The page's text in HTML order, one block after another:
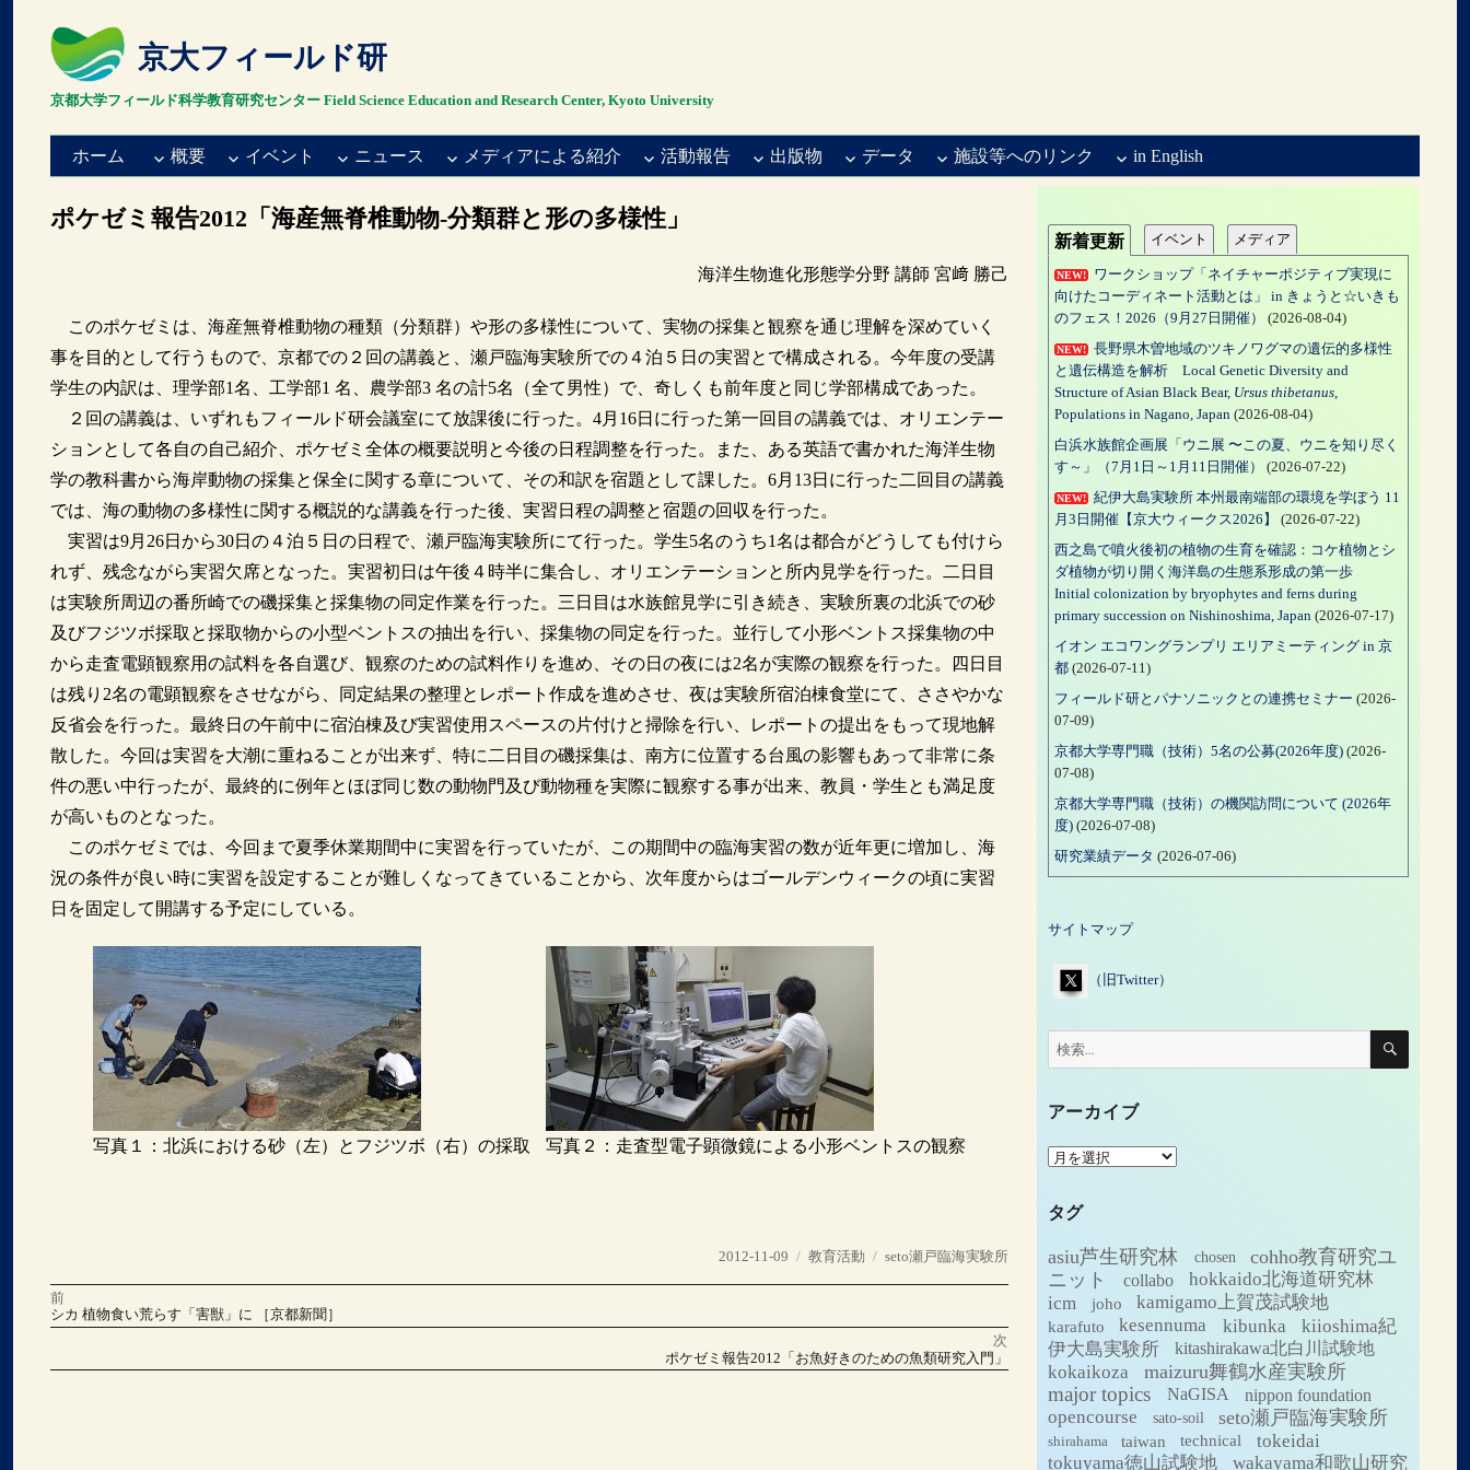
京大フィールド研
京都大学フィールド科学教育研究センター Field Science Education and Research Center, Kyoto University
ホーム 概要 イベント ニュース メディアによる紹介 活動報告 出版物 データ 施設等へのリンク in English
ポケゼミ報告2012「海産無脊椎動物-分類群と形の多様性」
海洋生物進化形態学分野 講師 宮﨑 勝己
このポケゼミは、海産無脊椎動物の種類（分類群）や形の多様性について、実物の採集と観察を通じ理解を深めていく
事を目的として行うもので、京都での２回の講義と、瀬戸臨海実験所での４泊５日の実習とで構成される。今年度の受講
学生の内訳は、理学部1名、工学部1 名、農学部3 名の計5名（全て男性）で、奇しくも前年度と同じ学部構成であった。
２回の講義は、いずれもフィールド研会議室にて放課後に行った。4月16日に行った第一回目の講義では、オリエンテー
ションとして各自の自己紹介、ポケゼミ全体の概要説明と今後の日程調整を行った。また、ある英語で書かれた海洋生物
学の教科書から海岸動物の採集と保全に関する章について、その和訳を宿題として課した。6月13日に行った二回目の講義
では、海の動物の多様性に関する概説的な講義を行った後、実習日程の調整と宿題の回収を行った。
実習は9月26日から30日の４泊５日の日程で、瀬戸臨海実験所にて行った。学生5名のうち1名は都合がどうしても付けら
れず、残念ながら実習欠席となった。実習初日は午後４時半に集合し、オリエンテーションと所内見学を行った。二日目
は実験所周辺の番所崎での磯採集と採集物の同定作業を行った。三日目は水族館見学に引き続き、実験所裏の北浜での砂
及びフジツボ採取と採取物からの小型ベントスの抽出を行い、採集物の同定を行った。並行して小形ベントス採集物の中
から走査電顕観察用の試料を各自選び、観察のための試料作りを進め、その日の夜には2名が実際の観察を行った。四日目
は残り2名の電顕観察をさせながら、同定結果の整理とレポート作成を進めさせ、夜は実験所宿泊棟食堂にて、ささやかな
反省会を行った。最終日の午前中に宿泊棟及び実習使用スペースの片付けと掃除を行い、レポートの提出をもって現地解
散した。今回は実習を大潮に重ねることが出来ず、特に二日目の磯採集は、南方に位置する台風の影響もあって非常に条
件の悪い中行ったが、最終的に例年とほぼ同じ数の動物門及び動物種を実際に観察する事が出来、教員・学生とも満足度
が高いものとなった。
このポケゼミでは、今回まで夏季休業期間中に実習を行っていたが、この期間中の臨海実習の数が近年更に増加し、海
況の条件が良い時に実習を設定することが難しくなってきていることから、次年度からはゴールデンウィークの頃に実習
日を固定して開講する予定にしている。
写真１：北浜における砂（左）とフジツボ（右）の採取 写真２：走査型電子顕微鏡による小形ベントスの観察
投
2012-11-09
カ
リ
教育活動
タ
seto瀬戸臨海実験所
投
ナ
前
前
の
シカ 植物食い荒らす「害獣」に ［京都新聞］
次
の
ポケゼミ報告2012「お魚好きのための魚類研究入門」
新着更新 イベント メディア
NEW!
ワークショップ「ネイチャーポジティブ実現に
向けたコーディネート活動とは」 in きょうと☆いきも
のフェス！2026（9月27日開催）
(2026-08-04)
NEW!
長野県木曽地域のツキノワグマの遺伝的多様性
と遺伝構造を解析 Local Genetic Diversity and
Structure of Asian Black Bear, Ursus thibetanus,
Populations in Nagano, Japan (2026-08-04)
白浜水族館企画展「ウニ展 〜この夏、ウニを知り尽く
す～」（7月1日～1月11日開催）
(2026-07-22)
NEW!
紀伊大島実験所 本州最南端部の環境を学ぼう 11
月3日開催【京大ウィークス2026】
(2026-07-22)
西之島で噴火後初の植物の生育を確認：コケ植物とシ
ダ植物が切り開く海洋島の生態系形成の第一歩
Initial colonization by bryophytes and ferns during
primary succession on Nishinoshima, Japan (2026-07-17)
イオン エコワングランプリ エリアミーティング in 京
都(2026-07-11)
フィールド研とパナソニックとの連携セミナー (2026-
07-09)
京都大学専門職（技術）5名の公募(2026年度)(2026-
07-08)
京都大学専門職（技術）の機関訪問について (2026年
度)(2026-07-08)
研究業績データ (2026-07-06)
サイトマップ
（旧Twitter）
検
検
アーカイブ
ア
カ
イ
タグ
asiu芦生研究林 chosen
cohho教育研究ユ
ニット
collabo hokkaido北海道研究林
icm joho kamigamo上賀茂試験地
karafuto kesennuma kibunka
kiioshima紀
伊大島実験所
kitashirakawa北白川試験地
kokaikoza maizuru舞鶴水産実験所
major topics NaGISA nippon foundation
opencourse sato-soil seto瀬戸臨海実験所
shirahama taiwan technical
tokeidai
tokuyama徳山試験地
wakayama和歌山研究